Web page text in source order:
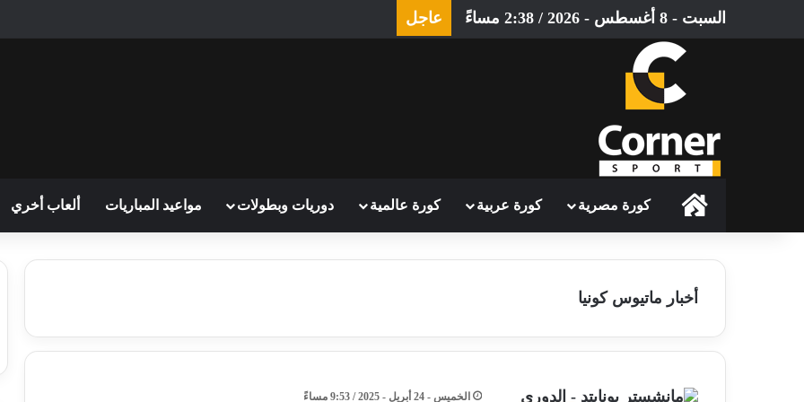
السبت - 8 أغسطس - 2026 / 2:38 مساءً عاجل
الرئيسيةكورة مصرية كورة عربية كورة عالمية دوريات وبطولات مواعيد المباريات ألعاب أخري
أخبار ماتيوس كونيا
الخميس - 24 أبريل - 2025 / 9:53 مساءً